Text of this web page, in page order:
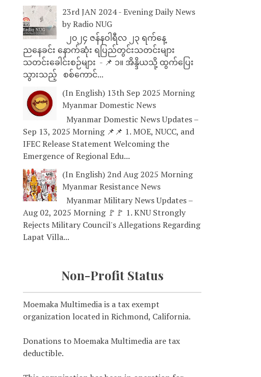
23rd JAN 2024 - Evening Daily News
by Radio NUG
၂၀၂၄ ဇန်နဝါရီလ ၂၃ ရက်နေ့
ညနေခင်း နောက်ဆုံး ရပြည်တွင်းသတင်းများ
သတင်းခေါင်းစဉ်များ - 📌 ၁။ အိန္ဒိယသို့ ထွက်ပြေး
သွားသည့် စစ်ကောင်...
(In English) 13th Sep 2025 Morning
Myanmar Domestic News
Myanmar Domestic News Updates –
Sep 13, 2025 Morning 📌📌 1. MOE, NUCC, and
IFEC Release Statement Welcoming the
Emergence of Regional Edu...
(In English) 2nd Aug 2025 Morning
Myanmar Resistance News
Myanmar Military News Updates –
Aug 02, 2025 Morning 🚩🚩 1. KNU Strongly
Rejects Military Council's Allegations Regarding
Lapat Villa...
Non-Profit Status
Moemaka Multimedia is a tax exempt
organization located in Richmond, California.
Donations to Moemaka Multimedia are tax
deductible.